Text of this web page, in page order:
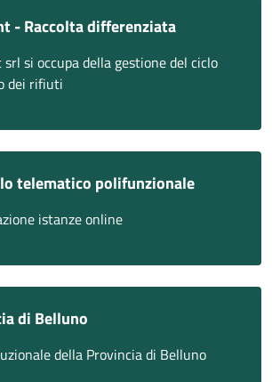
- Raccolta differenziata
srl si occupa della gestione del ciclo
dei rifiuti
telematico polifunzionale
istanze online
di Belluno
della Provincia di Belluno